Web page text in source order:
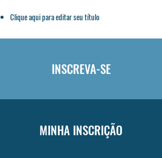
Clique aqui para editar seu título
INSCREVA-SE
MINHA INSCRIÇÃO